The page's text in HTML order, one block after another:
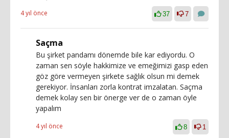
4 yıl önce 37 7
Saçma
Bu şirket pandamı dönemde bile kar ediyordu. O
zaman sen söyle hakkimize ve emeğimizi gasp eden
göz göre vermeyen şirkete sağlık olsun mi demek
gerekiyor. İnsanları zorla kontrat imzalatan. Saçma
demek kolay sen bir önerge ver de o zaman öyle
yapalım
4 yıl önce 8 1